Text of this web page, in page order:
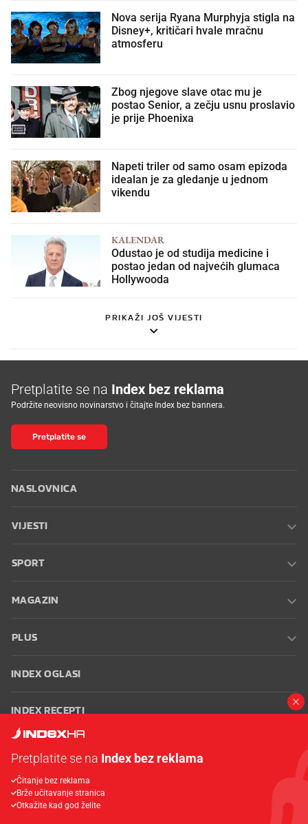
Nova serija Ryana Murphyja stigla na
Disney+, kritičari hvale mračnu
atmosferu
Zbog njegove slave otac mu je
postao Senior, a zečju usnu proslavio
je prije Phoenixa
Napeti triler od samo osam epizoda
idealan je za gledanje u jednom
vikendu
KALENDAR
Odustao je od studija medicine i
postao jedan od najvećih glumaca
Hollywooda
PRIKAŽI JOŠ VIJESTI
Pretplatite se na Index bez reklama
Podržite neovisno novinarstvo i čitajte Index bez bannera.
Pretplatite se
NASLOVNICA
VIJESTI
SPORT
MAGAZIN
PLUS
INDEX OGLASI
INDEX RECEPTI
Oglašavanje Zaposli se na Indexu
korištenja
Postavke kolačića
Pretplatite se na Index bez reklama
Čitanje bez reklama
Brže učitavanje stranica
Otkažite kad god želite